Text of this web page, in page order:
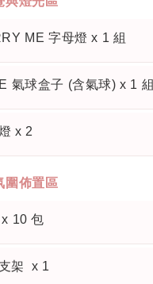
ME 字母燈 x 1 組
氣球盒子 (含氣球) x 1 組
x 2
圍佈置區
10 包
架 x 1